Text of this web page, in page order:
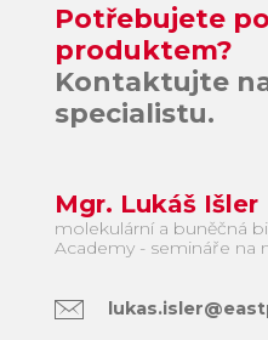
Potřebujete
produktem?
Kontaktujte
specialistu.
Mgr. Lukáš Išler
molekulární a buněčná
Academy - semináře na